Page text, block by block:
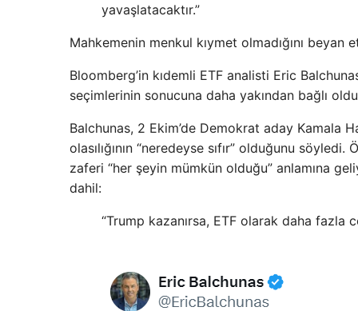
yavaşlatacaktır.”
Mahkemenin menkul kıymet olmadığını
Bloomberg’in kıdemli ETF analisti Eric
seçimlerinin sonucuna daha yakından bağlı
Balchunas, 2 Ekim’de Demokrat aday Kamala
olasılığının “neredeyse sıfır” olduğunu
zaferi “her şeyin mümkün olduğu” anlamına
dahil:
“Trump kazanırsa, ETF olarak daha fazla